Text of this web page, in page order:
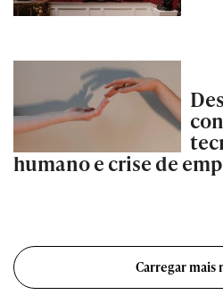
humano e crise de
Carregar mais